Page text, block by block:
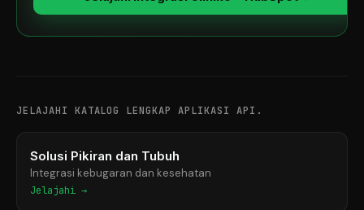
JELAJAHI KATALOG LENGKAP APLIKASI API.
Solusi Pikiran dan Tubuh
Integrasi kebugaran dan kesehatan
Jelajahi →